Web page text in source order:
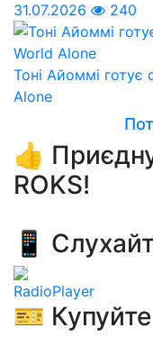
31.07.2026
240
Тоні Айоммі готує
Alone
👍
ROKS!
📱
RadioPlayer
🎫